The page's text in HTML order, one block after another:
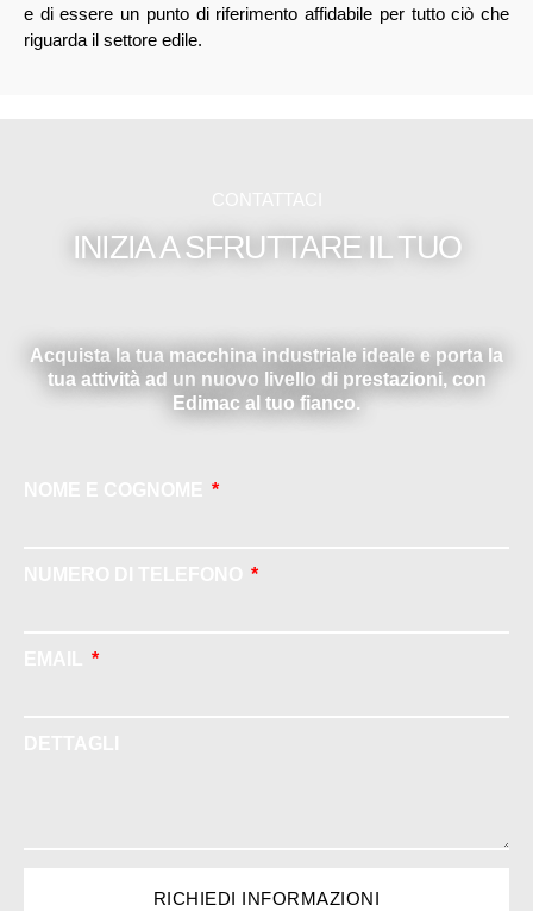
e di essere un punto di riferimento affidabile per tutto ciò che
riguarda il settore edile.
INIZIA A SFRUTTARE IL TUO
Acquista la tua macchina industriale ideale e porta la
tua attività ad un nuovo livello di prestazioni, con
Edimac al tuo fianco.
RICHIEDI INFORMAZIONI